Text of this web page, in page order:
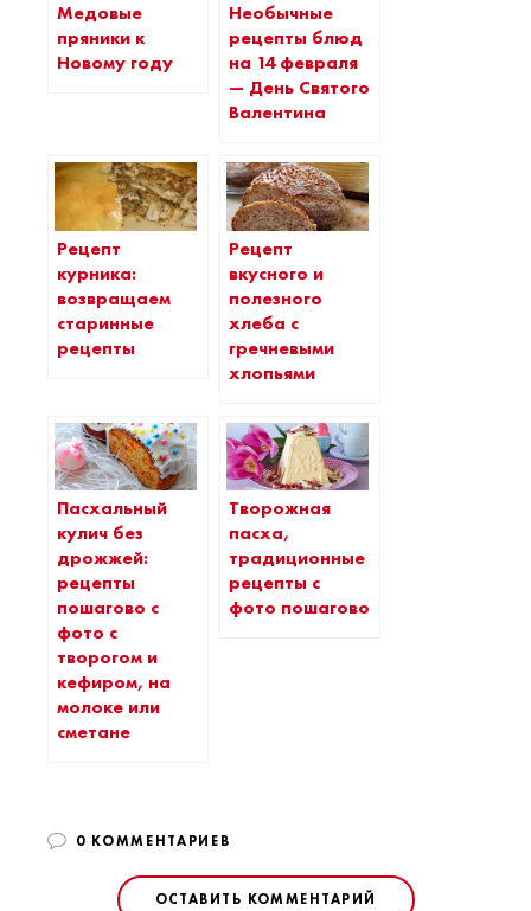
Медовые
пряники к
Новому году
Необычные
рецепты блюд
на 14 февраля
— День Святого
Валентина
Рецепт
курника:
возвращаем
старинные
рецепты
Рецепт
вкусного и
полезного
хлеба с
гречневыми
хлопьями
Пасхальный
кулич без
дрожжей:
рецепты
пошагово с
фото с
творогом и
кефиром, на
молоке или
сметане
Творожная
пасха,
традиционные
рецепты с
фото пошагово
0 КОММЕНТАРИЕВ
ОСТАВИТЬ КОММЕНТАРИЙ